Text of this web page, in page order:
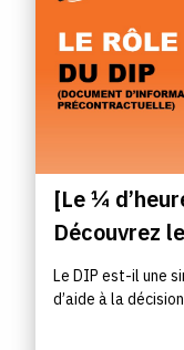
[Le ¼
Découvrez
Le DIP est-il une
d’aide à la